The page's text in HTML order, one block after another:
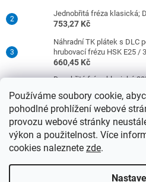
Používáme soubory cookie,
pohodlné prohlížení webové
provozu webové stránky
výkon a použitelnost. Více
cookies naleznete zde.
Jednobřitá fréza klasická;
753,27 Kč
Náhradní TK plátek s DLC
hrubovací frézu HSK E25 /
660,45 Kč
Dvoubřitá fréza klasická
977,42 Kč
Jednobřitá fréza klasická;
753,27 Kč